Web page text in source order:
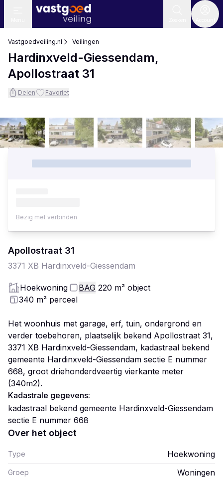
Vastgoedveiling.nl Veilingen
Hardinxveld-Giessendam,
Apollostraat 31
Delen Favoriet
Apollostraat 31
3371 XB Hardinxveld-Giessendam
Hoekwoning BAG 220 m² object
340 m² perceel
Het woonhuis met garage, erf, tuin, ondergrond en
verder toebehoren, plaatselijk bekend Apollostraat 31,
3371 XB Hardinxveld-Giessendam, kadastraal bekend
gemeente Hardinxveld-Giessendam sectie E nummer
668, groot driehonderdveertig vierkante meter
(340m2).
Kadastrale gegevens:
kadastraal bekend gemeente Hardinxveld-Giessendam
sectie E nummer 668
Over het object
Type Hoekwoning
Groep Woningen
Bezig met verbinden